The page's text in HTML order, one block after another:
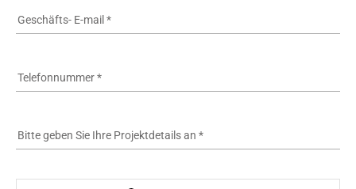
Geschäfts- E-mail *
Telefonnummer*
Bitte geben Sie Ihre Projektdetails an *